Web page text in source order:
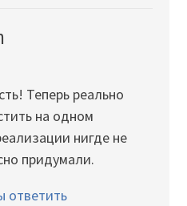
Теперь реально
на одном
нигде не
придумали.
ответить